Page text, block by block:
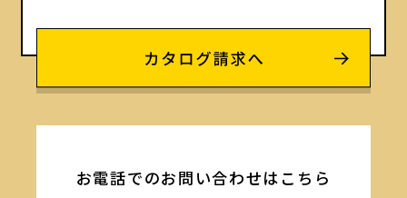
お電話でのお問い合わせはこちら